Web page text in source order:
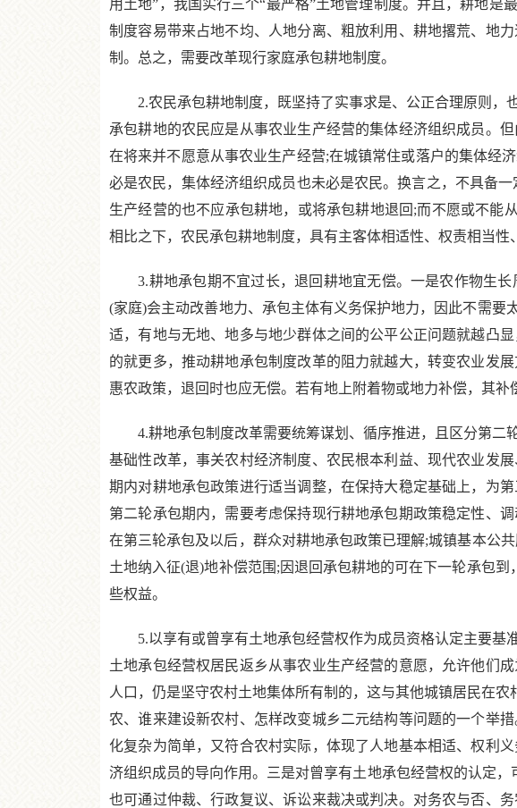
用土地”，我国实行三个“最严格”土地管理制度。并且，耕地
制度容易带来占地不均、人地分离、粗放利用、耕地撂荒、地
制。总之，需要改革现行家庭承包耕地制度。
2.农民承包耕地制度，既坚持了实事求是、公正合理原则，
承包耕地的农民应是从事农业生产经营的集体经济组织成员。
在将来并不愿意从事农业生产经营;在城镇常住或落户的集体经
必是农民，集体经济组织成员也未必是农民。换言之，不具备
生产经营的也不应承包耕地，或将承包耕地退回;而不愿或不能
相比之下，农民承包耕地制度，具有主客体相适性、权责相当
3.耕地承包期不宜过长，退回耕地宜无偿。一是农作物生长
(家庭)会主动改善地力、承包主体有义务保护地力，因此不需要
适，有地与无地、地多与地少群体之间的公平公正问题就越凸
的就更多，推动耕地承包制度改革的阻力就越大，转变农业发
惠农政策，退回时也应无偿。若有地上附着物或地力补偿，其补
4.耕地承包制度改革需要统筹谋划、循序推进，且区分第二
基础性改革，事关农村经济制度、农民根本利益、现代农业发
期内对耕地承包政策进行适当调整，在保持大稳定基础上，为
第二轮承包期内，需要考虑保持现行耕地承包期政策稳定性、
在第三轮承包及以后，群众对耕地承包政策已理解;城镇基本公
土地纳入征(退)地补偿范围;因退回承包耕地的可在下一轮承包
些权益。
5.以享有或曾享有土地承包经营权作为成员资格认定主要基
土地承包经营权居民返乡从事农业生产经营的意愿，允许他们
人口，仍是坚守农村土地集体所有制的，这与其他城镇居民在
农、谁来建设新农村、怎样改变城乡二元结构等问题的一个举
化复杂为简单，又符合农村实际，体现了人地基本相适、权利
济组织成员的导向作用。三是对曾享有土地承包经营权的认定
也可通过仲裁、行政复议、诉讼来裁决或判决。对务农与否、